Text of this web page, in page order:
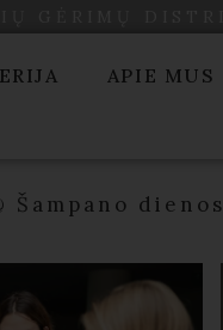
APIE MUS
Šampano dienos